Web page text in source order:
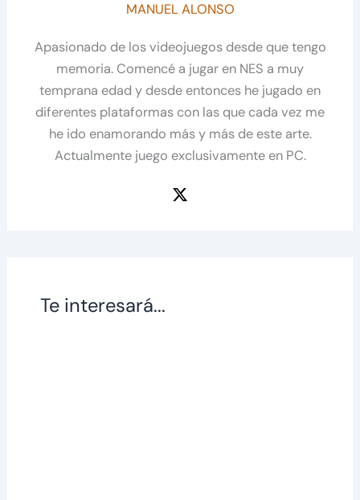
MANUEL ALONSO
Apasionado de los videojuegos desde que tengo
memoria. Comencé a jugar en NES a muy
temprana edad y desde entonces he jugado en
diferentes plataformas con las que cada vez me
he ido enamorando más y más de este arte.
Actualmente juego exclusivamente en PC.
Te interesará...